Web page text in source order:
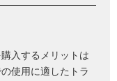
入するメリットは
使用に適したトラ